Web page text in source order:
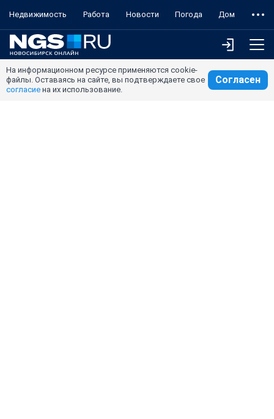
Недвижимость Работа Новости Погода Дом
На информационном ресурсе применяются cookie-
файлы. Оставаясь на сайте, вы подтверждаете свое
согласие на их использование.
Согласен